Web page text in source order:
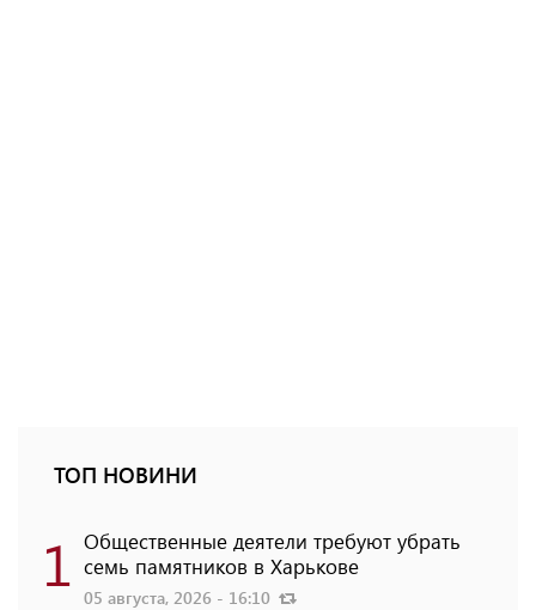
ТОП НОВИНИ
1 Общественные деятели требуют убрать
семь памятников в Харькове
05 августа, 2026 - 16:10